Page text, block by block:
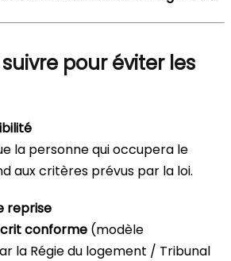
pour éviter les
la personne qui occupera le
aux critères prévus par la loi.
reprise
conforme (modèle
la Régie du logement / Tribunal